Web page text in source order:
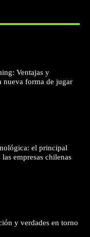
Ventajas y
nueva forma de jugar
el principal
empresas chilenas
y verdades en torno